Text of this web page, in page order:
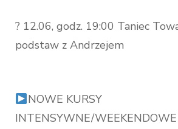
? 12.06, godz. 19:00 Taniec
podstaw z Andrzejem
NOWE KURSY
INTENSYWNE/